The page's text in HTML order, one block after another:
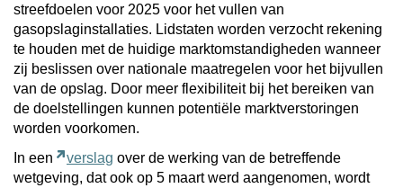
streefdoelen voor 2025 voor het vullen van
gasopslaginstallaties. Lidstaten worden verzocht rekening
te houden met de huidige marktomstandigheden wanneer
zij beslissen over nationale maatregelen voor het bijvullen
van de opslag. Door meer flexibiliteit bij het bereiken van
de doelstellingen kunnen potentiële marktverstoringen
worden voorkomen.
In een
verslag over de werking van de betreffende
wetgeving, dat ook op 5 maart werd aangenomen, wordt